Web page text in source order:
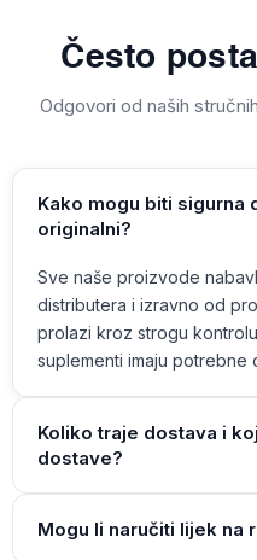
Često
Odgovori od naših
Kako mogu biti sigurna
originalni?
Sve naše proizvode
distributera i izravno od
prolazi kroz strogu
suplementi imaju potrebne
Koliko traje dostava i
dostave?
Mogu li naručiti lijek na